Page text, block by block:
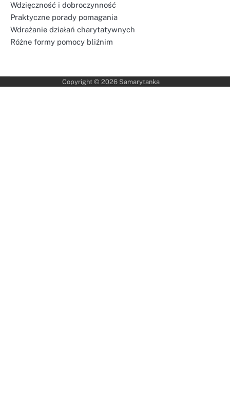
Wdzięczność i dobroczynność
Praktyczne porady pomagania
Wdrażanie działań charytatywnych
Różne formy pomocy bliźnim
Copyright © 2026 Samarytanka